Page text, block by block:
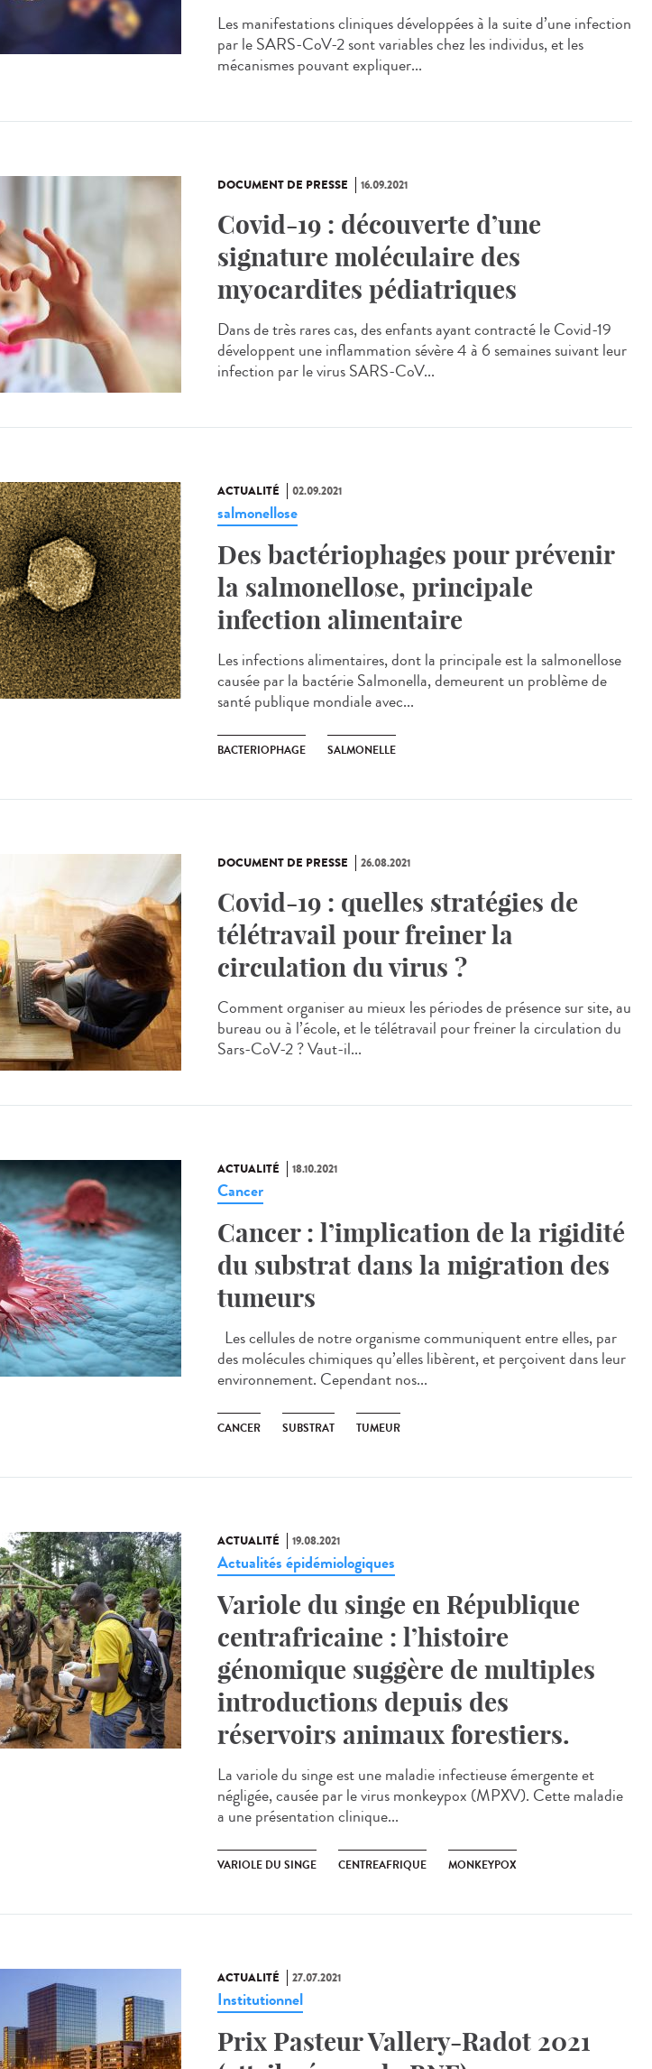
Les manifestations cliniques développées à la suite d’une infection
par le SARS-CoV-2 sont variables chez les individus, et les
mécanismes pouvant expliquer...
DOCUMENT DE PRESSE 16.09.2021
Covid-19 : découverte d’une
signature moléculaire des
myocardites pédiatriques
Dans de très rares cas, des enfants ayant contracté le Covid-19
développent une inflammation sévère 4 à 6 semaines suivant leur
infection par le virus SARS-CoV...
ACTUALITÉ 02.09.2021
salmonellose
Des bactériophages pour prévenir
la salmonellose, principale
infection alimentaire
Les infections alimentaires, dont la principale est la salmonellose
causée par la bactérie Salmonella, demeurent un problème de
santé publique mondiale avec...
BACTERIOPHAGE SALMONELLE
DOCUMENT DE PRESSE 26.08.2021
Covid-19 : quelles stratégies de
télétravail pour freiner la
circulation du virus ?
Comment organiser au mieux les périodes de présence sur site, au
bureau ou à l’école, et le télétravail pour freiner la circulation du
Sars-CoV-2 ? Vaut-il...
ACTUALITÉ 18.10.2021
Cancer
Cancer : l’implication de la rigidité
du substrat dans la migration des
tumeurs
Les cellules de notre organisme communiquent entre elles, par
des molécules chimiques qu’elles libèrent, et perçoivent dans leur
environnement. Cependant nos...
CANCER SUBSTRAT TUMEUR
ACTUALITÉ 19.08.2021
Actualités épidémiologiques
Variole du singe en République
centrafricaine : l’histoire
génomique suggère de multiples
introductions depuis des
réservoirs animaux forestiers.
La variole du singe est une maladie infectieuse émergente et
négligée, causée par le virus monkeypox (MPXV). Cette maladie
a une présentation clinique...
VARIOLE DU SINGE CENTREAFRIQUE MONKEYPOX
ACTUALITÉ 27.07.2021
Institutionnel
Prix Pasteur Vallery-Radot 2021